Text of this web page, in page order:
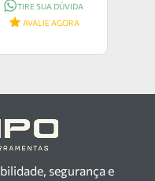
TIRE SUA DÚVIDA
AVALIE AGORA
segurança e